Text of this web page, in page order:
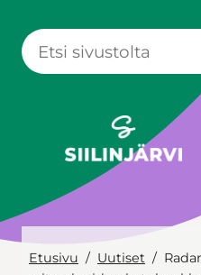
sisältöön
Etusivu Uutiset